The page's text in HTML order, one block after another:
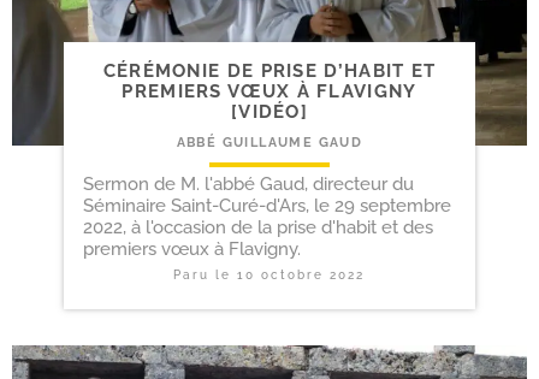
CÉRÉMONIE DE PRISE D’HABIT ET
PREMIERS VŒUX À FLAVIGNY
[VIDÉO]
ABBÉ GUILLAUME GAUD
Sermon de M. l'abbé Gaud, directeur du
Séminaire Saint-Curé-d'Ars, le 29 septembre
2022, à l'occasion de la prise d'habit et des
premiers vœux à Flavigny.
Paru le10 octobre 2022